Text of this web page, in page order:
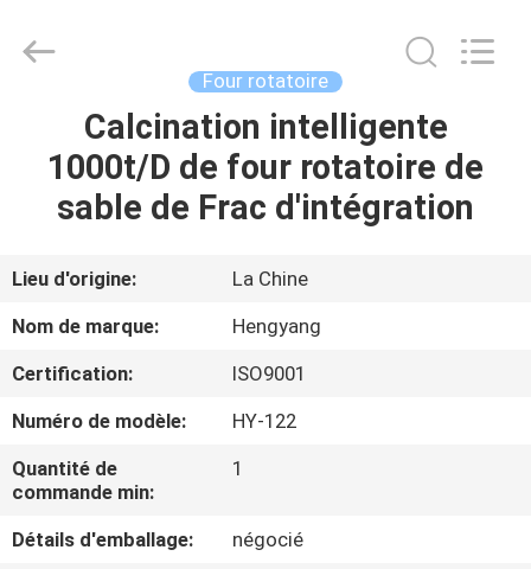
MAISON
PRODUITS
AU
SUJET
DE
VISITE
Zhengzhou
Hengyang
Four rotatoire
Calcination intelligente
1000t/D de four rotatoire de
sable de Frac d'intégration
Lieu d'origine:
La Chine
Nom de marque:
Hengyang
Certification:
ISO9001
Numéro de modèle:
HY-122
Quantité de
commande min:
1
Détails d'emballage:
négocié